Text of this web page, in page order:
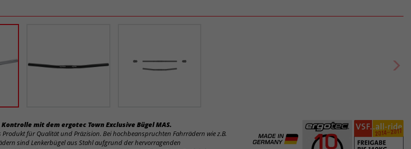
mit dem ergotec Town Exclusive Bügel MAS.
Produkt für Qualität und Präzision. Bei hochbeanspruchten Fahrrädern wie z.B.
sind Lenkerbügel aus Stahl aufgrund der hervorragenden